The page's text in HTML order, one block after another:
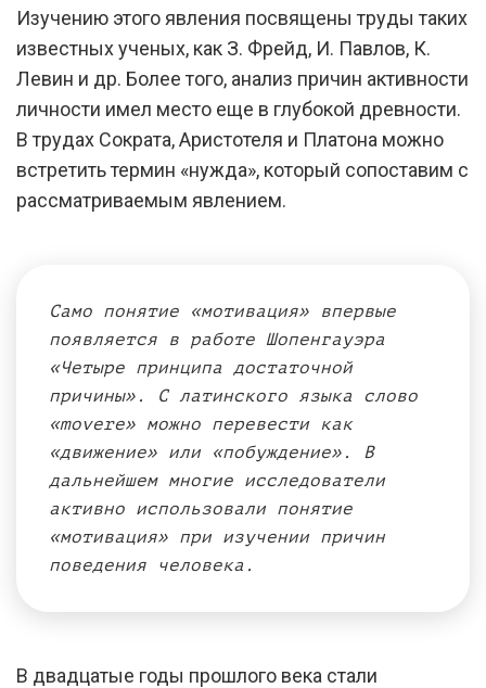
Изучению этого явления посвящены труды таких
известных ученых, как З. Фрейд, И. Павлов, К.
Левин и др. Более того, анализ причин активности
личности имел место еще в глубокой древности.
В трудах Сократа, Аристотеля и Платона можно
встретить термин «нужда», который сопоставим с
рассматриваемым явлением.
Само понятие «мотивация» впервые
появляется в работе Шопенгауэра
«Четыре принципа достаточной
причины». С латинского языка слово
«movere» можно перевести как
«движение» или «побуждение». В
дальнейшем многие исследователи
активно использовали понятие
«мотивация» при изучении причин
поведения человека.
В двадцатые годы прошлого века стали